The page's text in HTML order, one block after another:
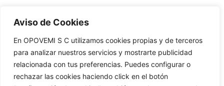
Aviso de Cookies
En OPOVEMI S C utilizamos cookies propias y de terceros
para analizar nuestros servicios y mostrarte publicidad
relacionada con tus preferencias. Puedes configurar o
rechazar las cookies haciendo click en el botón